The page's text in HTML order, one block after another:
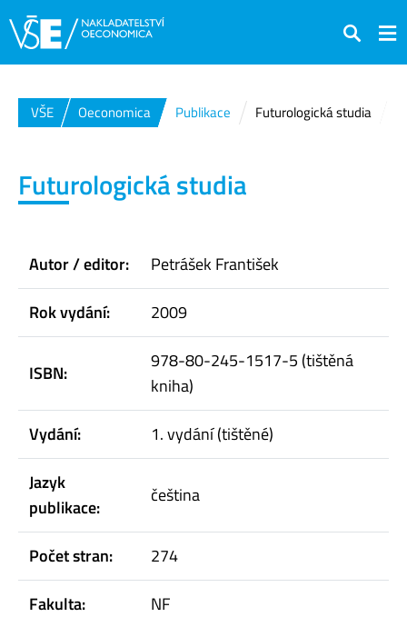
Hledat
VŠE Oeconomica Publikace Futurologická studia
Futurologická studia
Autor / editor:
Petrášek František
Rok vydání:
2009
ISBN:
978-80-245-1517-5 (tištěná
kniha)
Vydání:
1. vydání (tištěné)
Jazyk
publikace:
čeština
Počet stran:
274
Fakulta:
NF